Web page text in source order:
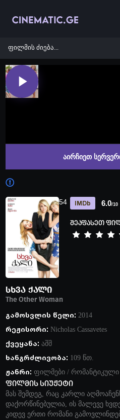
აირჩიეთ
IMDb 6.0/10
შეაფასეთ
54
სხვა ქალი
The Other Woman
გამოსვლის წელი: 2014
რეჟისორი: Nicholas Cassavetes
ქვეყანა: აშშ
ხანგრძლივობა: 109 წთ.
ჟანრი: ფილმები/ რომანტიკული
ფილმის სიუჟეტი
მას შემდეგ, რაც კარლი
დაქორწინებულია, ის მალევე
კიდევ ერთი რომანი